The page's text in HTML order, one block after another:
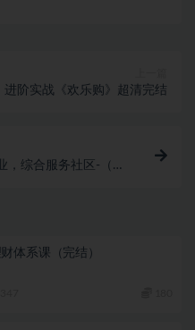
阶实战《欢乐购》超清完结
，综合服务社区-（完
体系课（完结）